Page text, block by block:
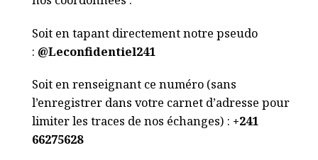
Soit en tapant directement notre pseudo
: @Leconfidentiel241
Soit en renseignant ce numéro (sans
l’enregistrer dans votre carnet d’adresse pour
limiter les traces de nos échanges) : +241
66275628